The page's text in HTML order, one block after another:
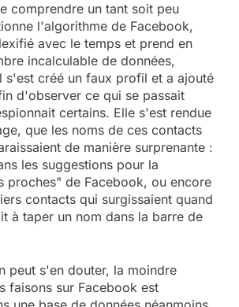
comprendre un tant soit peu
l'algorithme de Facebook,
avec le temps et prend en
incalculable de données,
s'est créé un faux profil et a ajouté
d'observer ce qui se passait
certains. Elle s'est rendue
que les noms de ces contacts
de manière surprenante :
les suggestions pour la
proches" de Facebook, ou encore
contacts qui surgissaient quand
à taper un nom dans la barre de
peut s'en douter, la moindre
faisons sur Facebook est